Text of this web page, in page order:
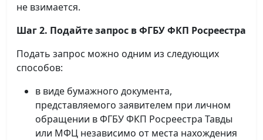
не взимается.
Шаг 2. Подайте запрос в ФГБУ ФКП Росреестра
Подать запрос можно одним из следующих
способов:
в виде бумажного документа,
представляемого заявителем при личном
обращении в ФГБУ ФКП Росреестра Тавды
или МФЦ независимо от места нахождения